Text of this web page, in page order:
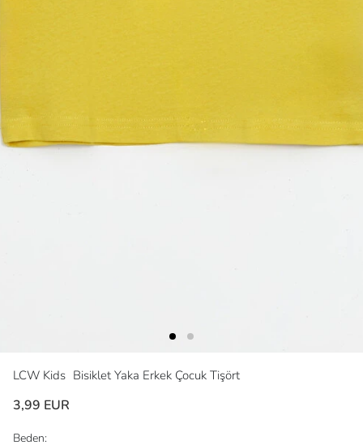
LCW Kids Bisiklet Yaka Erkek Çocuk Tişört
3,99 EUR
Beden: